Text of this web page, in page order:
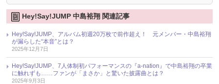
Hey!Say!JUMP 中島裕翔 関連記事
Hey!Say!JUMP、アルバム初週20万枚で前作超え！ 元メンバー・中島裕翔
が漏らした“本音”とは？
2025年12月7日
Hey!Say!JUMP、7人体制初パフォーマンスの『a-nation』で中島裕翔の卒業
に触れずも……ファンが「まさか」と驚いた披露曲とは？
2025年9月3日